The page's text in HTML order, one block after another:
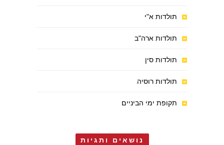
תולדות א"י
תולדות ארה"ב
תולדות סין
תולדות רוסיה
תקופת ימי הביניים
נושאים ותגיות